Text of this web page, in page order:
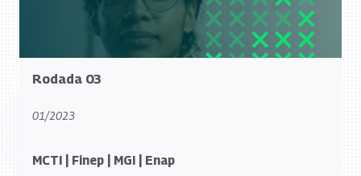
Rodada 03
01/2023
MCTI | Finep | MGI | Enap